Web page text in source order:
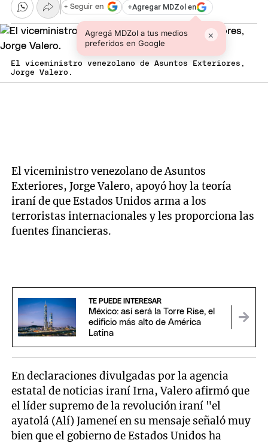
+Agregar MDZol en
Agregá MDZol a tus medios
preferidos en Google
×
+ Seguir en
El viceministro venezolano de Asuntos Exteriores,
Jorge Valero.
El viceministro venezolano de Asuntos
Exteriores, Jorge Valero, apoyó hoy la teoría
iraní de que Estados Unidos arma a los
terroristas internacionales y les proporciona las
fuentes financieras.
TE PUEDE INTERESAR
México: así será la Torre Rise, el
edificio más alto de América
Latina
En declaraciones divulgadas por la agencia
estatal de noticias iraní Irna, Valero afirmó que
el líder supremo de la revolución iraní "el
ayatolá (Alí) Jameneí en su mensaje señaló muy
bien que el gobierno de Estados Unidos ha